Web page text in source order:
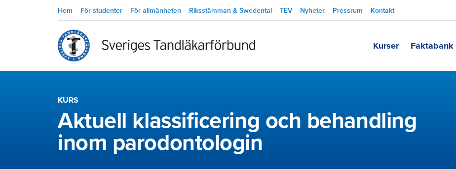
Hem För studenter För allmänheten Riksstämman & Swedental TEV Nyheter Pressrum Kontakt
Kurser Faktabank
KURS
Aktuell klassificering och behandling
inom parodontologin